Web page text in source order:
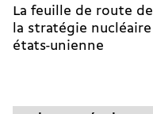
La feuille de route de
la stratégie nucléaire
états-unienne